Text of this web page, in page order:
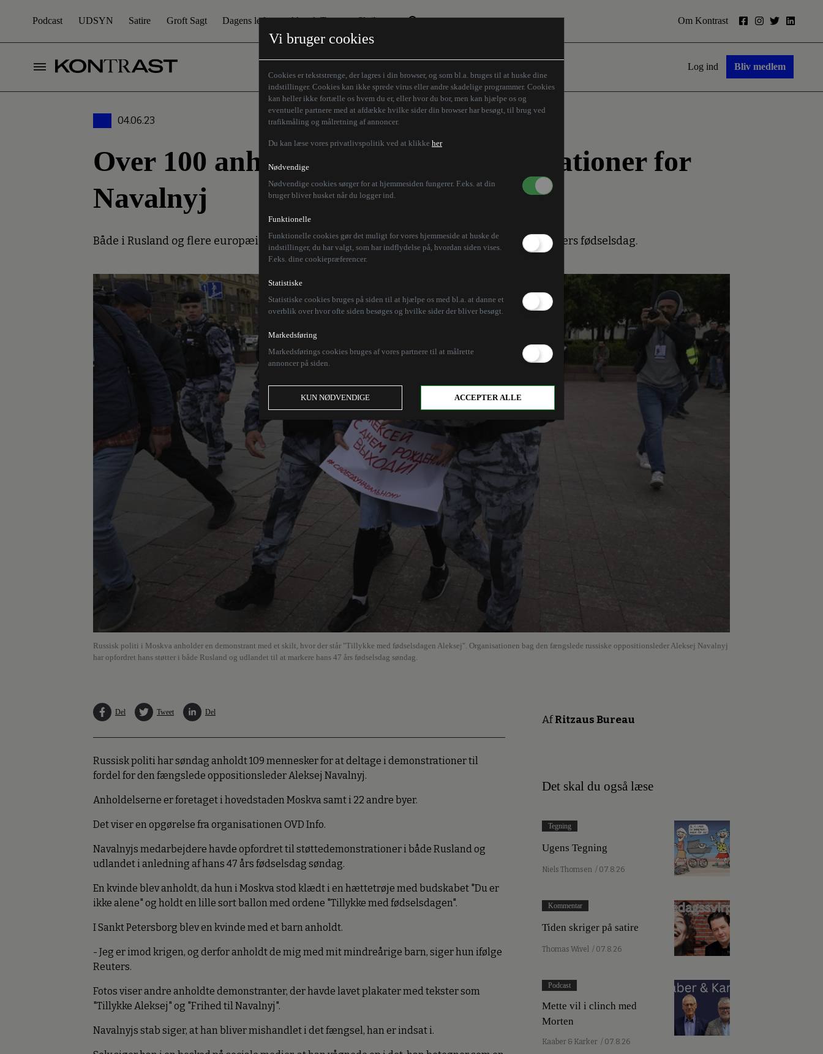
Vi bruger cookies
Cookies er tekststrenge, der lagres i din browser, og som bl.a. bruges til at huske dine
indstillinger. Cookies kan ikke sprede virus eller andre skadelige programmer. Cookies
kan heller ikke fortælle os hvem du er, eller hvor du bor, men kan hjælpe os og
eventuelle partnere med at afdække hvilke sider din browser har besøgt, til brug ved
trafikmåling og målretning af annoncer.
Du kan læse vores privatlivspolitik ved at klikke her
Nødvendige
Nødvendige cookies sørger for at hjemmesiden fungerer. F.eks. at din
bruger bliver husket når du logger ind.
Funktionelle
Funktionelle cookies gør det muligt for vores hjemmeside at huske de
indstillinger, du har valgt, som har indflydelse på, hvordan siden vises.
F.eks. dine cookiepræferencer.
Statistiske
Statistiske cookies bruges på siden til at hjælpe os med bl.a. at danne et
overblik over hvor ofte siden besøges og hvilke sider der bliver besøgt.
Markedsføring
Markedsførings cookies bruges af vores partnere til at målrette
annoncer på siden.
KUN NØDVENDIGE ACCEPTER ALLE
Podcast UDSYN Satire Groft Sagt Dagens leder Aktuelt Tema
Den borgelige brille
Humaniora forfra
Store Danskere
Skribenter
Z-aksen
Om Kontrast
Log ind Bliv medlem
04.06.23
Over 100 anholdt ved støttedemonstrationer for
Navalnyj
Både i Rusland og flere europæiske lande er der støtteprotester på fængslet oppositionsleders fødselsdag.
Russisk politi i Moskva anholder en demonstrant med et skilt, hvor der står "Tillykke med fødselsdagen Aleksej". Organisationen bag den fængslede russiske oppositionsleder Aleksej Navalnyj
har opfordret hans støtter i både Rusland og udlandet til at markere hans 47 års fødselsdag søndag.
Del Tweet Del
Russisk politi har søndag anholdt 109 mennesker for at deltage i demonstrationer til
fordel for den fængslede oppositionsleder Aleksej Navalnyj.
Anholdelserne er foretaget i hovedstaden Moskva samt i 22 andre byer.
Det viser en opgørelse fra organisationen OVD Info.
Navalnyjs medarbejdere havde opfordret til støttedemonstrationer i både Rusland og
udlandet i anledning af hans 47 års fødselsdag søndag.
En kvinde blev anholdt, da hun i Moskva stod klædt i en hættetrøje med budskabet "Du er
ikke alene" og holdt en lille sort ballon med ordene "Tillykke med fødselsdagen".
I Sankt Petersborg blev en kvinde med et barn anholdt.
- Jeg er imod krigen, og derfor anholdt de mig med mit mindreårige barn, siger hun ifølge
Reuters.
Fotos viser andre anholdte demonstranter, der havde lavet plakater med tekster som
"Tillykke Aleksej" og "Frihed til Navalnyj".
Navalnyjs stab siger, at han bliver mishandlet i det fængsel, han er indsat i.
AfRitzaus Bureau
Det skal du også læse
Tegning
Ugens Tegning
Niels Thomsen / 07.8.26
Kommentar
Tiden skriger på satire
Thomas Wivel / 07.8.26
Podcast
Mette vil i clinch med
Morten
Kaaber & Karker / 07.8.26